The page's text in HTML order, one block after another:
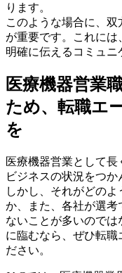
ります。
このような場合に、
が重要です。これに
明確に伝えるコミュニ
医療機器営業
ため、転職エ
を
医療機器営業として
ビジネスの状況をつか
しかし、それがどの
か、また、各社が選考
ないことが多いので
に臨むなら、ぜひ転職
ださい。